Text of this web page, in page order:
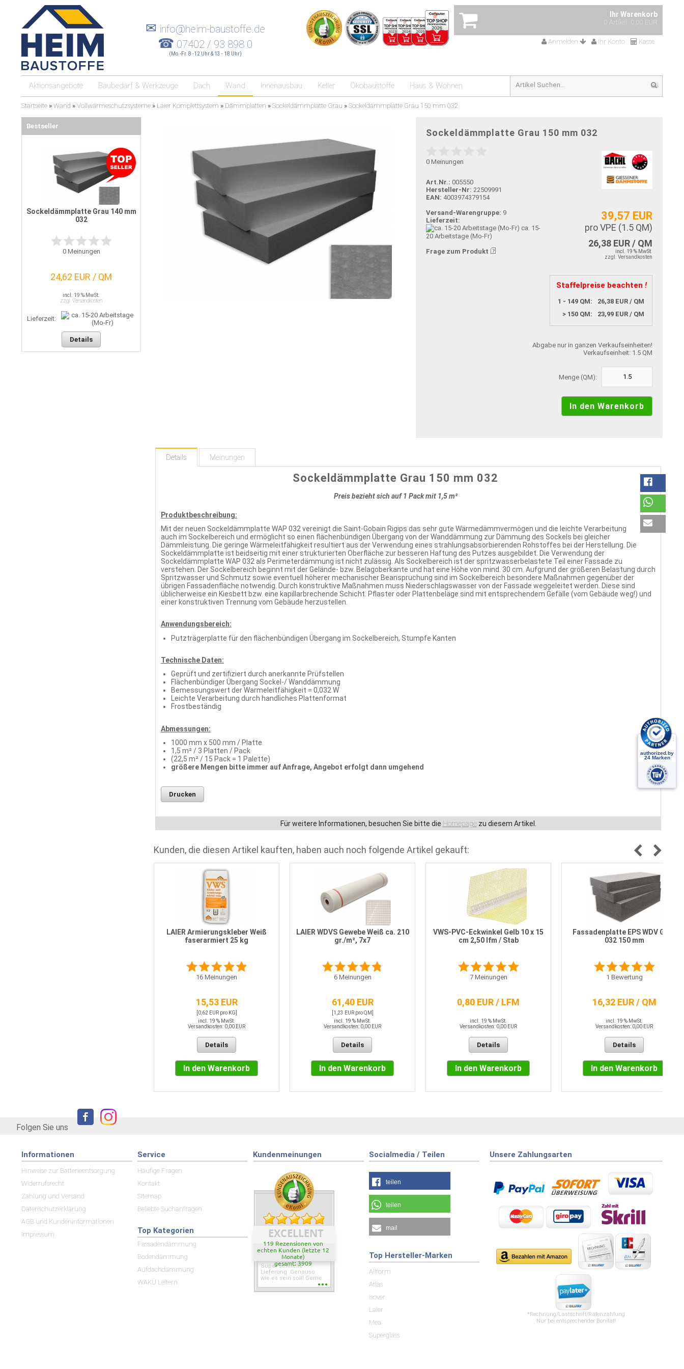
Ihr Warenkorb
0 Artikel 0,00 EUR
Anmelden Ihr Konto Kasse
✉ info@heim-baustoffe.de
☎ 07402 / 93 898 0
(Mo.-Fr. 8 -12 Uhr & 13 - 18 Uhr)
Aktionsangebote Baubedarf & Werkzeuge Dach Wand Innenausbau Keller Ökobaustoffe Haus & Wohnen
Startseite » Wand » Vollwärmeschutzsysteme » Laier Komplettsystem » Dämmplatten » Sockeldämmplatte Grau » Sockeldämmplatte Grau 150 mm 032
Sockeldämmplatte Grau 150 mm 032
0 Meinungen
39,57 EUR
pro VPE (1.5 QM)
26,38 EUR / QM
incl. 19 % MwSt.
zzgl. Versandkosten
Staffelpreise beachten !
1 - 149 QM:
26,38 EUR / QM
> 150 QM:
23,99 EUR / QM
Art.Nr.: 005550
Hersteller-Nr: 22509991
EAN: 4003974379154
Versand-Warengruppe: 9
Lieferzeit:
ca. 15-
20 Arbeitstage (Mo-Fr)
Frage zum Produkt
Abgabe nur in ganzen Verkaufseinheiten!
Verkaufseinheit: 1.5 QM
Menge (QM):
Details Meinungen
Sockeldämmplatte Grau 150 mm 032
Preis bezieht sich auf 1 Pack mit 1,5 m²
Produktbeschreibung:
Mit der neuen Sockeldämmplatte WAP 032 vereinigt die Saint-Gobain Rigips das sehr gute Wärmedämmvermögen und die leichte Verarbeitung
auch im Sockelbereich und ermöglicht so einen flächenbündigen Übergang von der Wanddämmung zur Dämmung des Sockels bei gleicher
Dämmleistung. Die geringe Wärmeleitfähigkeit resultiert aus der Verwendung eines strahlungsabsorbierenden Rohstoffes bei der Herstellung. Die
Sockeldämmplatte ist beidseitig mit einer strukturierten Oberfläche zur besseren Haftung des Putzes ausgebildet. Die Verwendung der
Sockeldämmplatte WAP 032 als Perimeterdämmung ist nicht zulässig. Als Sockelbereich ist der spritzwasserbelastete Teil einer Fassade zu
verstehen. Der Sockelbereich beginnt mit der Gelände- bzw. Belagoberkante und hat eine Höhe von mind. 30 cm. Aufgrund der größeren Belastung durch
Spritzwasser und Schmutz sowie eventuell höherer mechanischer Beanspruchung sind im Sockelbereich besondere Maßnahmen gegenüber der
übrigen Fassadenfläche notwendig. Durch konstruktive Maßnahmen muss Niederschlagswasser von der Fassade weggeleitet werden. Diese sind
üblicherweise ein Kiesbett bzw. eine kapillarbrechende Schicht. Pflaster oder Plattenbeläge sind mit entsprechendem Gefälle (vom Gebäude weg!) und
einer konstruktiven Trennung vom Gebäude herzustellen.
Anwendungsbereich:
Putzträgerplatte für den flächenbündigen Übergang im Sockelbereich, Stumpfe Kanten
Technische Daten:
Geprüft und zertifiziert durch anerkannte Prüfstellen
Flächenbündiger Übergang Sockel-/ Wanddämmung
Bemessungswert der Warmeleitfähigkeit = 0,032 W
Leichte Verarbeitung durch handliches Plattenformat
Frostbeständig
Abmessungen:
1000 mm x 500 mm / Platte
1,5 m² / 3 Platten / Pack
(22,5 m² / 15 Pack = 1 Palette)
größere Mengen bitte immer auf Anfrage, Angebot erfolgt dann umgehend
Drucken
Für weitere Informationen, besuchen Sie bitte die Homepagezu diesem Artikel.
Kunden, die diesen Artikel kauften, haben auch noch folgende Artikel gekauft:
LAIER Armierungskleber Weiß
faserarmiert 25 kg
16 Meinungen
15,53 EUR
[0,62 EUR pro KG]
incl. 19 % MwSt.
Versandkosten: 0,00 EUR
Details
In den Warenkorb
LAIER WDVS Gewebe Weiß ca. 210
gr./m², 7x7
6Meinungen
61,40 EUR
[1,23 EUR pro QM]
incl. 19 % MwSt.
Versandkosten: 0,00 EUR
Details
In den Warenkorb
VWS-PVC-Eckwinkel Gelb 10 x 15
cm 2,50 lfm / Stab
7Meinungen
0,80 EUR / LFM
incl. 19 % MwSt.
Versandkosten: 0,00 EUR
Details
In den Warenkorb
Fassadenplatte EPS WDV Grau
032 150 mm
1 Bewertung
16,32 EUR / QM
incl. 19 % MwSt.
Versandkosten: 0,00 EUR
Details
In den Warenkorb
Bestseller
Sockeldämmplatte Grau 140 mm
032
0Meinungen
24,62 EUR / QM
incl. 19 % MwSt.
zzgl. Versandkosten
Lieferzeit:
Details
Folgen Sie uns
Informationen
Hinweise zur Batterieentsorgung
Widerrufsrecht
Zahlung und Versand
Datenschutzerklärung
AGB und Kundeninformationen
Impressum
Service
Häufige Fragen
Kontakt
Sitemap
Beliebte Suchanfragen
Top Kategorien
Fassadendämmung
Bodendämmung
Aufdachdämmung
WAKÜ Leitern
Kundenmeinungen
EXCELLENT
119 Rezensionen von
echten Kunden (letzte 12
Monate)
gesamt: 3909
Super schnelle
Lieferung. Genauso
wie es sein soll! Gerne
wieder wenn ich was
Socialmedia / Teilen
teilen
teilen
mail
Unsere Zahlungsarten
*Rechnung/Lastschrift/Ratenzahlung
Nur bei entsprechender Bonität!
Top Hersteller-Marken
Allform
Atlas
Isover
Laier
Mea
Superglass